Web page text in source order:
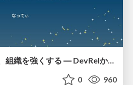
Hubになる開発者が、組織を強くする ― DevRelから見た、Hubになる開発者の価値 ―
0 960